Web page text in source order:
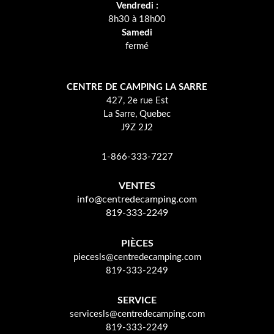
Vendredi :
8h30 à 18h00
Samedi
fermé
CENTRE DE CAMPING LA SARRE
427, 2e rue Est
La Sarre, Quebec
J9Z 2J2
1-866-333-7227
VENTES
info@centredecamping.com
819-333-2249
PIÈCES
piecesls@centredecamping.com
819-333-2249
SERVICE
servicesls@centredecamping.com
819-333-2249